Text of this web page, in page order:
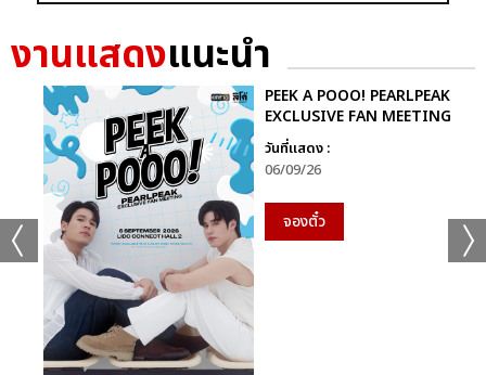
งานแสดงแนะนำ
PEEK A POOO! PEARLPEAK
EXCLUSIVE FAN MEETING
วันที่แสดง :
06/09/26
จองตั๋ว